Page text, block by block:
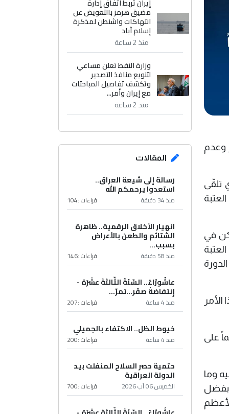
وعدم
تلقّى
في
على
وما
بفضل
إيران تربط اتفاق إدارة
مضيق هرمز بالتعويض عن
انتهاكات واشنطن لمذكرة
إسلام آباد
منذ 2 ساعة
وزارة النفط تعلن مساعي
لتنويع منافذ التصدير
وتكشف تفاصيل المباحثات
مع إيران وأمر...
منذ 2 ساعة
المقالات
رسالة إلى شيعة العراق..
استعدوا يرحمكم الله
منذ 34 دقيقة قراءات :104
انهيار الأخلاق الرقمية.. ظاهرة
الشتائم والطعن بالأعراض
بسبب...
منذ 58 دقيقة قراءات :146
عاشُورْاءُ.. السّنَةُ الثّالثةَ عشَرَة -
إِنتفاضةُ صفَر…تمرّ...
منذ 4 ساعة قراءات :207
خيوط الظل.. الاكتفاء بالجميلي
منذ 4 ساعة قراءات :200
حتمية حصر السلاح المنفلت بيد
الدولة العراقية
الخميس 06 آب 2026 قراءات :700